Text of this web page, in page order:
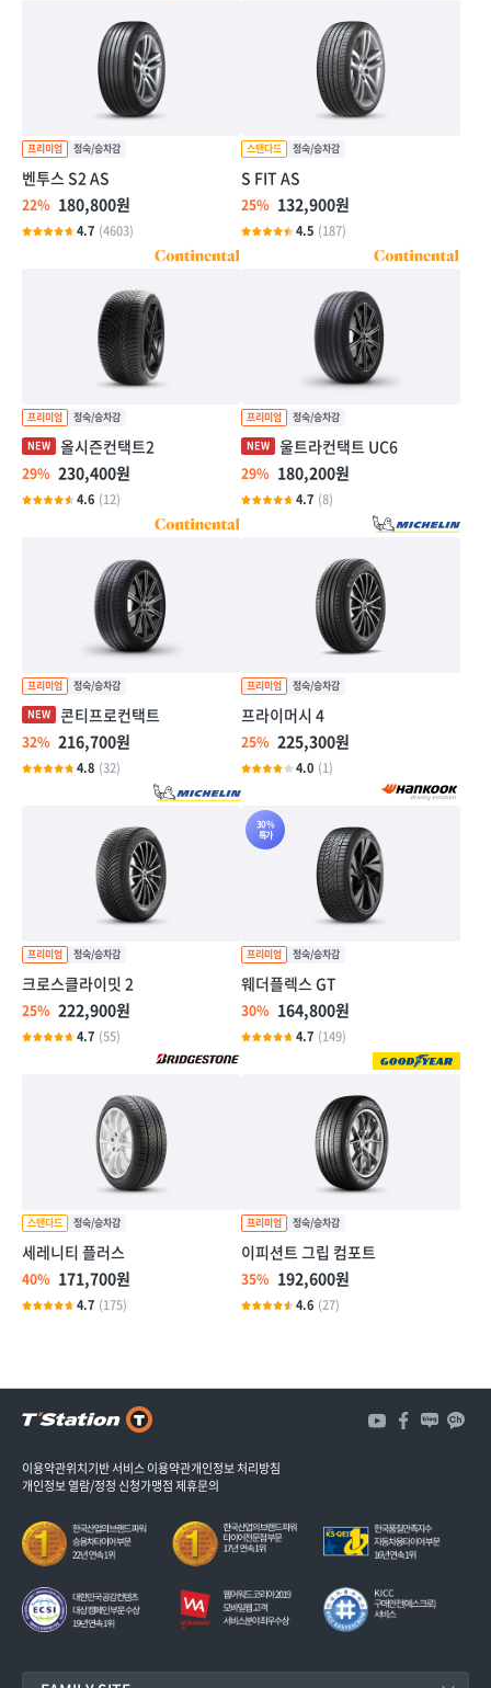
벤투스 S2 AS
22% 180,800원
4.7 (4603)
S FIT AS
25% 132,900원
4.5 (187)
올시즌컨택트2
29% 230,400원
4.6 (12)
울트라컨택트 UC6
29% 180,200원
4.7 (8)
콘티프로컨택트
32% 216,700원
4.8 (32)
프라이머시 4
25% 225,300원
4.0 (1)
크로스클라이밋 2
25% 222,900원
4.7 (55)
30%
특가
웨더플렉스 GT
30% 164,800원
4.7 (149)
세레니티 플러스
40% 171,700원
4.7 (175)
이피션트 그립 컴포트
35% 192,600원
4.6 (27)
이용약관위치기반 서비스 이용약관개인정보 처리방침
개인정보 열람/정정 신청가맹점 제휴문의